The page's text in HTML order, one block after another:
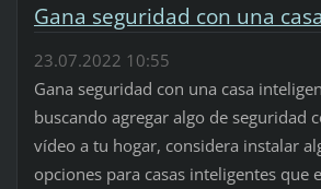
Gana seguridad con una
23.07.2022 10:55
Gana seguridad con una casa
buscando agregar algo de seguridad
vídeo a tu hogar, considera instalar
opciones para casas inteligentes que